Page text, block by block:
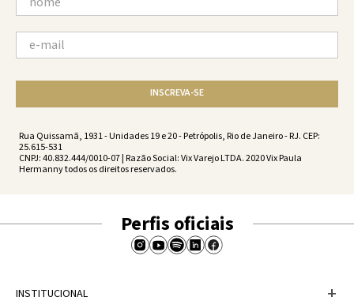
INSCREVA-SE
Rua Quissamã, 1931 - Unidades 19 e 20 - Petrópolis, Rio de Janeiro - RJ. CEP:
25.615-531
CNPJ: 40.832.444/0010-07 | Razão Social: Vix Varejo LTDA. 2020 Vix Paula
Hermanny todos os direitos reservados.
Perfis oficiais
INSTITUCIONAL